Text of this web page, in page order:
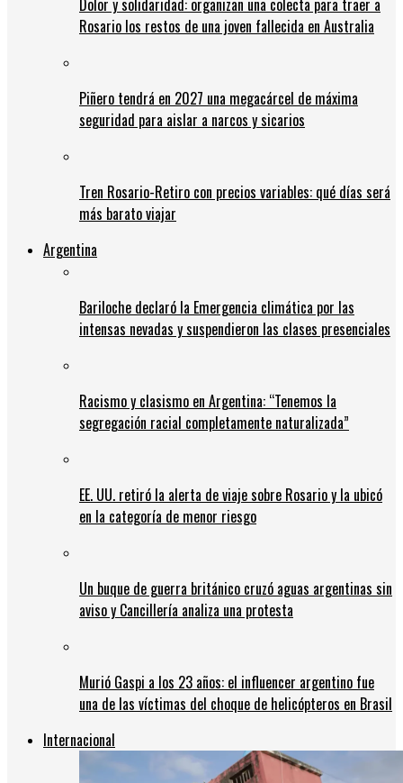
Dolor y solidaridad: organizan una colecta para traer a
Rosario los restos de una joven fallecida en Australia
Piñero tendrá en 2027 una megacárcel de máxima
seguridad para aislar a narcos y sicarios
Tren Rosario-Retiro con precios variables: qué días será
más barato viajar
Argentina
Bariloche declaró la Emergencia climática por las
intensas nevadas y suspendieron las clases presenciales
Racismo y clasismo en Argentina: “Tenemos la
segregación racial completamente naturalizada”
EE. UU. retiró la alerta de viaje sobre Rosario y la ubicó
en la categoría de menor riesgo
Un buque de guerra británico cruzó aguas argentinas sin
aviso y Cancillería analiza una protesta
Murió Gaspi a los 23 años: el influencer argentino fue
una de las víctimas del choque de helicópteros en Brasil
Internacional